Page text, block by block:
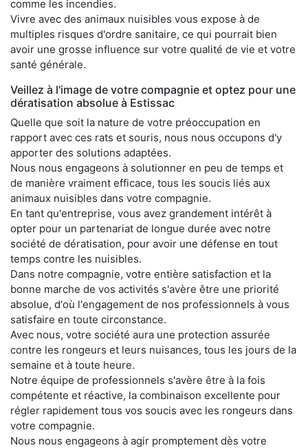
comme les incendies.
Vivre avec des animaux nuisibles vous expose à de
multiples risques d'ordre sanitaire, ce qui pourrait bien
avoir une grosse influence sur votre qualité de vie et votre
santé générale.
Veillez à l'image de votre compagnie et optez pour une
dératisation absolue à Estissac
Quelle que soit la nature de votre préoccupation en
rapport avec ces rats et souris, nous nous occupons d'y
apporter des solutions adaptées.
Nous nous engageons à solutionner en peu de temps et
de manière vraiment efficace, tous les soucis liés aux
animaux nuisibles dans votre compagnie.
En tant qu'entreprise, vous avez grandement intérêt à
opter pour un partenariat de longue durée avec notre
société de dératisation, pour avoir une défense en tout
temps contre les nuisibles.
Dans notre compagnie, votre entière satisfaction et la
bonne marche de vos activités s'avère être une priorité
absolue, d'où l'engagement de nos professionnels à vous
satisfaire en toute circonstance.
Avec nous, votre société aura une protection assurée
contre les rongeurs et leurs nuisances, tous les jours de la
semaine et à toute heure.
Notre équipe de professionnels s'avère être à la fois
compétente et réactive, la combinaison excellente pour
régler rapidement tous vos soucis avec les rongeurs dans
votre compagnie.
Nous nous engageons à agir promptement dès votre